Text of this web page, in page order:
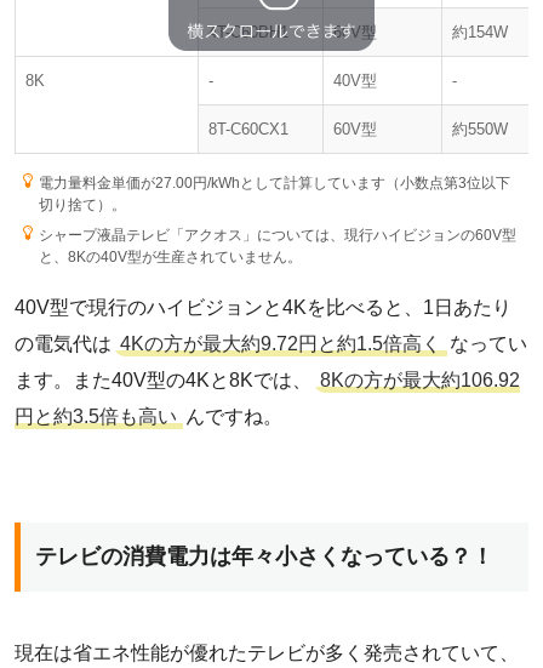
4T-C60BH1 60V型 約154W
8K - 40V型 -
8T-C60CX1 60V型 約550W
電力量料金単価が27.00円/kWhとして計算しています（小数点第3位以下
切り捨て）。
シャープ液晶テレビ「アクオス」については、現行ハイビジョンの60V型
と、8Kの40V型が生産されていません。
40V型で現行のハイビジョンと4Kを比べると、1日あたり
の電気代は 4Kの方が最大約9.72円と約1.5倍高く
なってい
ます。また40V型の4Kと8Kでは、
8Kの方が最大約106.92
円と約3.5倍も高い んですね。
テレビの消費電力は年々小さくなっている？！
現在は省エネ性能が優れたテレビが多く発売されていて、